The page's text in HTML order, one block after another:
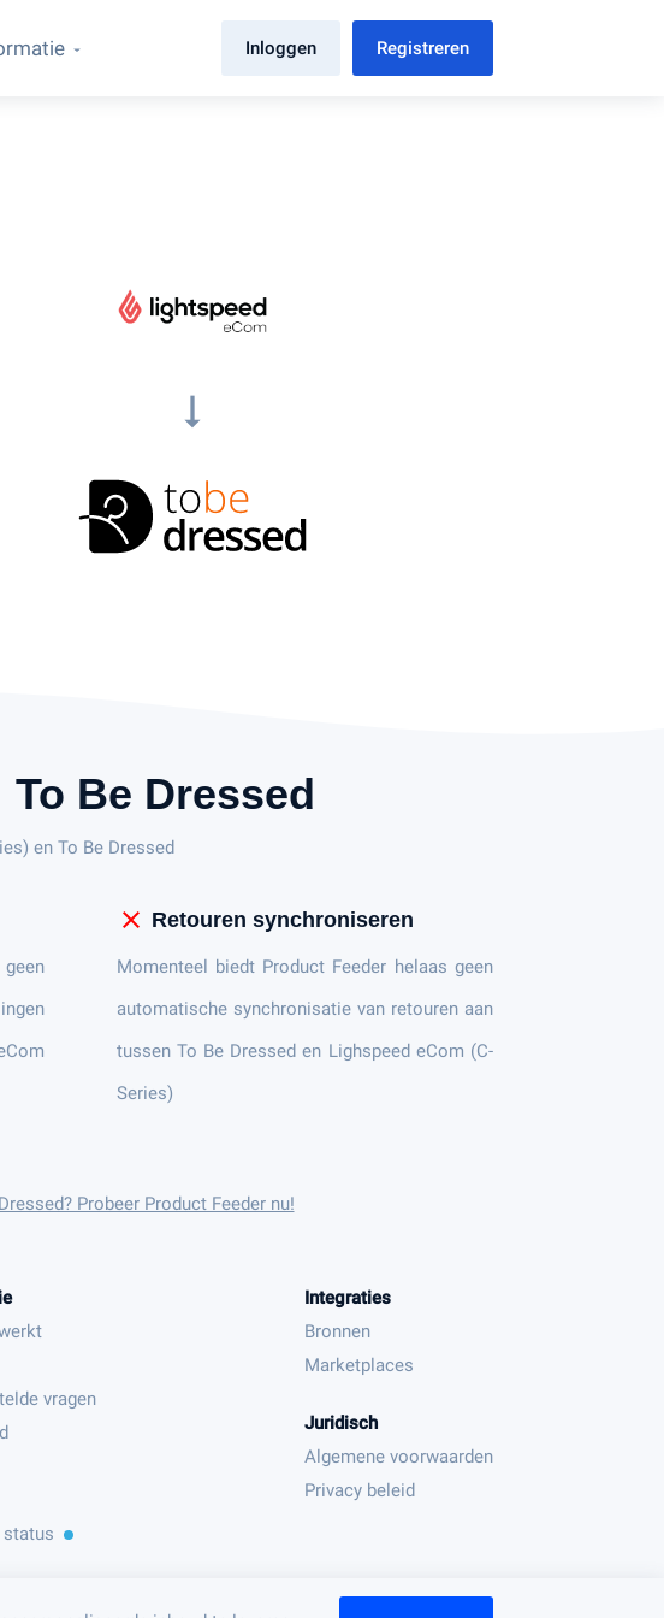
Inloggen Registreren
arrow_right_alt
To Be Dressed
en To Be Dressed
close Retouren synchroniseren
Momenteel biedt Product Feeder helaas geen
automatische synchronisatie van retouren aan
tussen To Be Dressed en Lighspeed eCom (C-
Series)
Probeer Product Feeder nu!
vragen
status
Integraties
Bronnen
Marketplaces
Juridisch
Algemene voorwaarden
Privacy beleid